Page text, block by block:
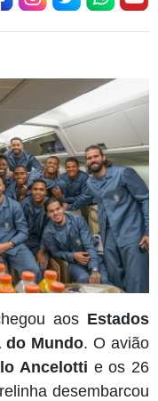
aos Estados
do Mundo. O avião
Ancelotti e os 26
desembarcou